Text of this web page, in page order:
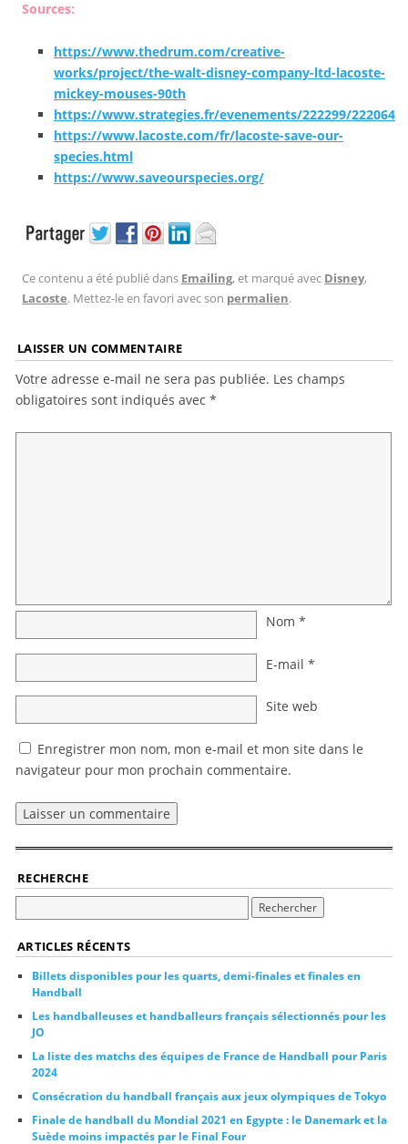
Sources:
https://www.thedrum.com/creative-
works/project/the-walt-disney-company-ltd-lacoste-
mickey-mouses-90th
https://www.strategies.fr/evenements/222299/222064
https://www.lacoste.com/fr/lacoste-save-our-
species.html
https://www.saveourspecies.org/
Ce contenu a été publié dans Emailing, et marqué avec Disney,
Lacoste. Mettez-le en favori avec son permalien.
LAISSER UN COMMENTAIRE
Votre adresse e-mail ne sera pas publiée. Les champs
obligatoires sont indiqués avec*
Nom*
E-mail*
Site web
Enregistrer mon nom, mon e-mail et mon site dans le
navigateur pour mon prochain commentaire.
RECHERCHE
ARTICLES RÉCENTS
Billets disponibles pour les quarts, demi-finales et finales en
Handball
Les handballeuses et handballeurs français sélectionnés pour les
JO
La liste des matchs des équipes de France de Handball pour Paris
2024
Consécration du handball français aux jeux olympiques de Tokyo
Finale de handball du Mondial 2021 en Egypte : le Danemark et la
Suède moins impactés par le Final Four